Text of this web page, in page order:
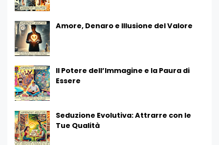
Amore, Denaro e Illusione del Valore
Il Potere dell’Immagine e la Paura di
Essere
Seduzione Evolutiva: Attrarre con le
Tue Qualità